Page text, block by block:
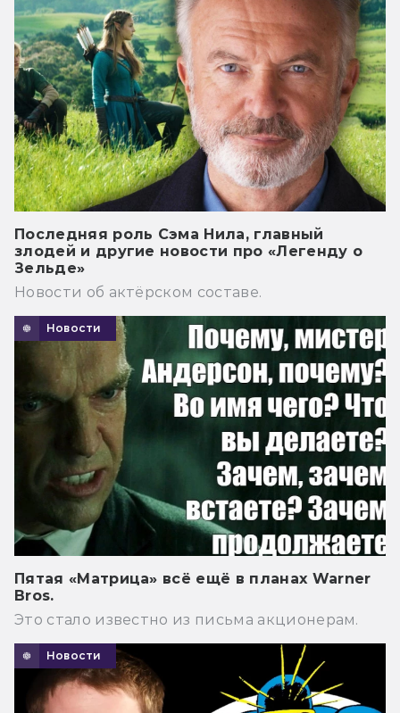
Последняя роль Сэма Нила, главный
злодей и другие новости про «Легенду о
Зельде»
Новости об актёрском составе.
Новости
Пятая «Матрица» всё ещё в планах Warner
Bros.
Это стало известно из письма акционерам.
Новости